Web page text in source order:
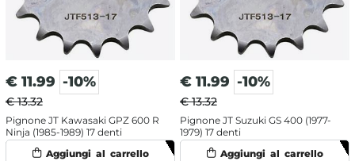
€ 11.99 -10%
€ 13.32
Pignone JT Kawasaki GPZ 600 R
Ninja (1985-1989) 17 denti
€ 11.99 -10%
€ 13.32
Pignone JT Suzuki GS 400 (1977-
1979) 17 denti